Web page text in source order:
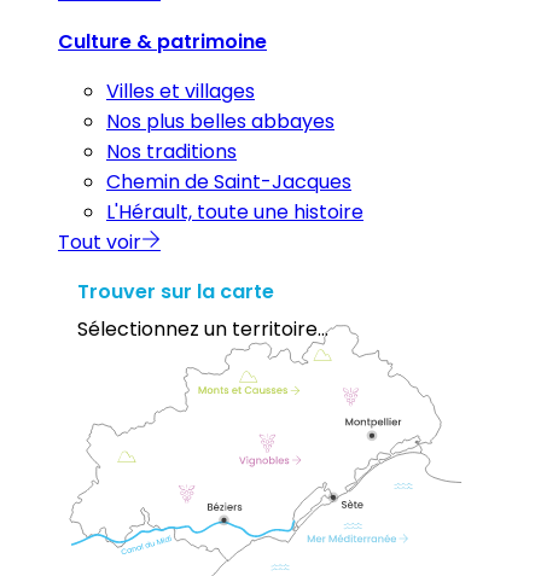
Culture & patrimoine
Villes et villages
Nos plus belles abbayes
Nos traditions
Chemin de Saint-Jacques
L'Hérault, toute une histoire
Tout voir
Trouver sur la carte
Sélectionnez un territoire...